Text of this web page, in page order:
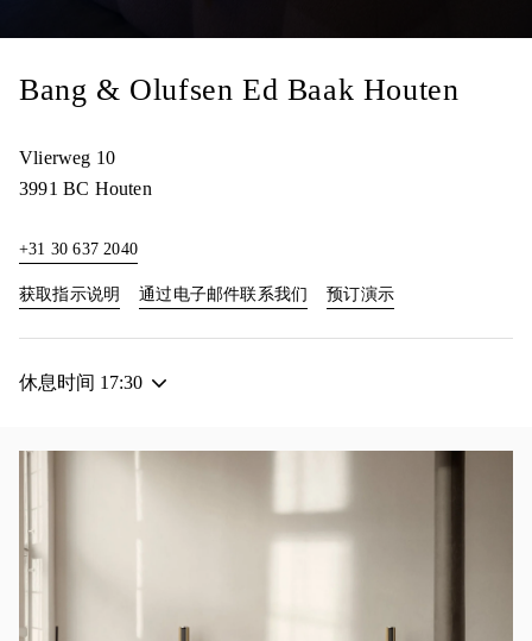
Bang & Olufsen Ed Baak Houten
Vlierweg 10
3991 BC Houten
+31 30 637 2040
获取指示说明 Link Opens in New Tab
通过电子邮件联系我们 预订演示Link Opens in New
休息时间 17:30